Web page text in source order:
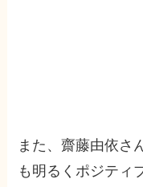
また、齋藤由依さ
も明るくポジティ